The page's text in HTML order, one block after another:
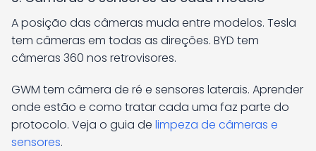
A posição das câmeras muda entre modelos. Tesla
tem câmeras em todas as direções. BYD tem
câmeras 360 nos retrovisores.
GWM tem câmera de ré e sensores laterais. Aprender
onde estão e como tratar cada uma faz parte do
protocolo. Veja o guia de limpeza de câmeras e
sensores.